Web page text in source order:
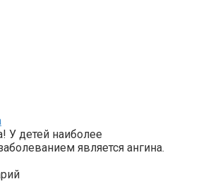
У детей наиболее
является ангина.